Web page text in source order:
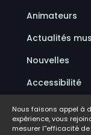
Animateurs
Actualités
Nouvelles
Accessibilité
Politique de
Conditions
Nous faisons appel à
expérience, vous
mesurer l''efficacité